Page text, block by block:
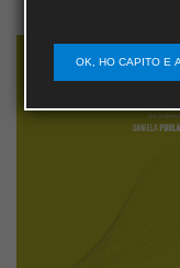
OK, HO CAPITO E